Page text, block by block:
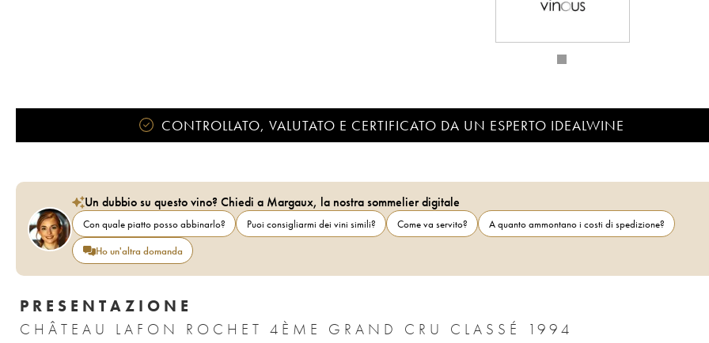
CONTROLLATO, VALUTATO E CERTIFICATO DA UN ESPERTO IDEALWINE
Un dubbio su questo vino? Chiedi a Margaux, la nostra sommelier digitale
Con quale piatto posso abbinarlo? Puoi consigliarmi dei vini simili? Come va servito?
A quanto ammontano i costi di spedizione?
Ho un'altra domanda
PRESENTAZIONE
CHÂTEAU LAFON ROCHET 4ÈME GRAND CRU CLASSÉ 1994